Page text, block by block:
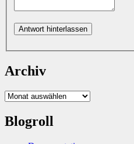
Archiv
Archiv
Blogroll